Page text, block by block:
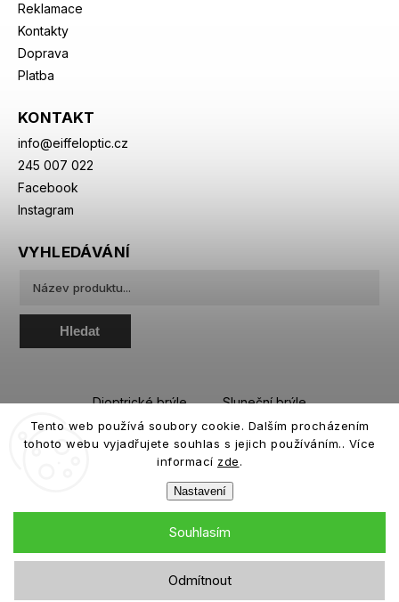
Tento web používá soubory cookie. Dalším procházením
tohoto webu vyjadřujete souhlas s jejich používáním.. Více
informací zde.
Nastavení
Odmítnout
Souhlasím
Reklamace
Kontakty
Doprava
Platba
KONTAKT
info@eiffeloptic.cz
245 007 022
Facebook
Instagram
VYHLEDÁVÁNÍ
Hledat
Dioptrické brýle
Sluneční brýle
Sportovní brýle
Kontaktní čočky
Roztoky a oční kapky
Copyright 2026eiffeloptic.cz. Všechna práva vyhrazena.